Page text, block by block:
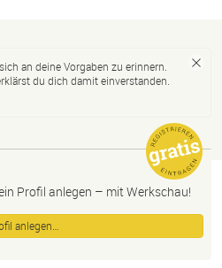
an deine Vorgaben zu erinnern.
du dich damit einverstanden.
Profil anlegen – mit Werkschau!
anlegen…